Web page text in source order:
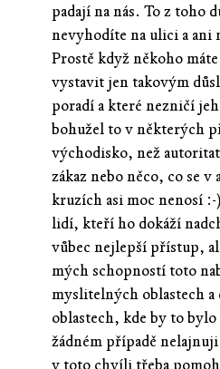
padají na nás. To z toho
nevyhodíte na ulici a ani
Prostě když někoho
vystavit jen takovým
poradí a které nezničí
bohužel to v některých
východisko, než
zákaz nebo něco, co se
kruzích asi moc nenosí
lidí, kteří ho dokáží
vůbec nejlepší přístup,
mých schopností toto
myslitelných oblastech
oblastech, kde by to bylo
žádném případě
v toto chvíli třeba